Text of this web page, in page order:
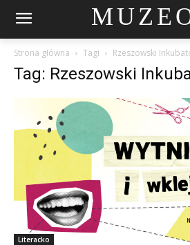
Strona główna Tagi Rzeszowski
Tag: Rzeszowski
Literacko